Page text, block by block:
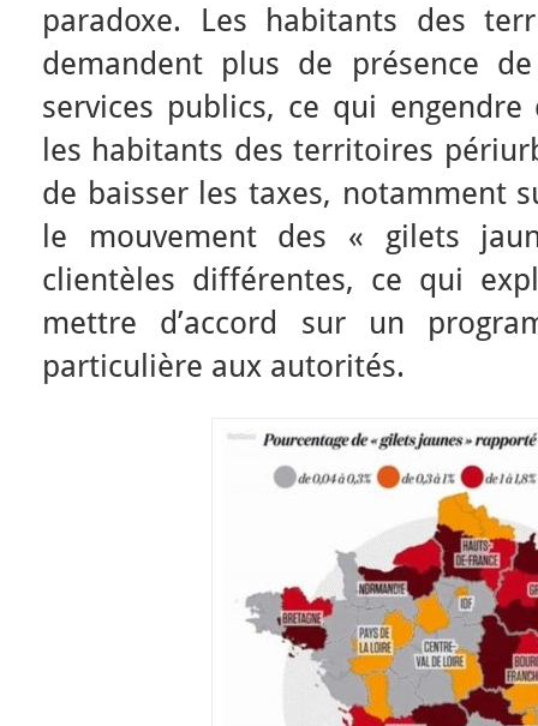
paradoxe. Les habitants des
demandent plus de présence
services publics, ce qui
les habitants des territoires
de baisser les taxes, notamment
le mouvement des « gilets
clientèles différentes, ce qui
mettre d’accord sur un
particulière aux autorités.